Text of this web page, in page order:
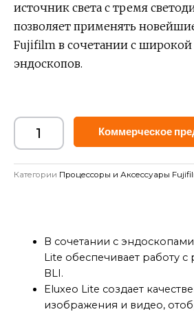
источник света с тремя
позволяет применять
Fujifilm в сочетании с
эндоскопов.
Коммерческое
Категории Процессоры и Аксессуары
В сочетании с
Lite обеспечивает работу
BLI.
Eluxeo Lite создает
изображения и видео,